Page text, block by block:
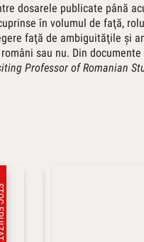
dosarele publicate până
în volumul de faţă,
faţă de ambiguităţile şi
sau nu. Din
Professor of Romanian